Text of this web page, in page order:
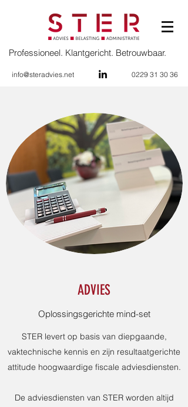
Professioneel. Klantgericht. Betrouwbaar.
info@steradvies.net 0229 31 30 36
ADVIES
Oplossingsgerichte mind-set
STER levert op basis van diepgaande,
vaktechnische kennis en zijn resultaatgerichte
attitude hoogwaardige fiscale adviesdiensten.
De adviesdiensten van STER worden altijd